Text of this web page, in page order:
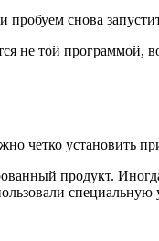
пробуем снова
не той программой,
четко установить
продукт.